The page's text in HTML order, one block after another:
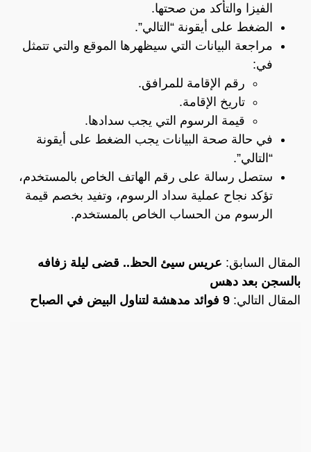
الفيزا والتأكد من صحتها.
الضغط على أيقونة “التالي”.
مراجعة البيانات التي سيظهرها الموقع والتي تتمثل
في:
رقم الإقامة للمرافق.
تاريخ الإقامة.
قيمة الرسوم التي يجب سدادها.
في حالة صحة البيانات يجب الضغط على أيقونة
“التالي”.
ستصل رسالة على رقم الهاتف الخاص بالمستخدم،
تؤكد نجاح عملية سداد الرسوم، وتفيد بخصم قيمة
الرسوم من الحساب الخاص بالمستخدم.
المقال السابق: عريس سيئ الحظ.. قضى ليلة زفافه
بالسجن بعد دهس
المقال التالي: 9 فوائد مدهشة لتناول البيض في الصباح